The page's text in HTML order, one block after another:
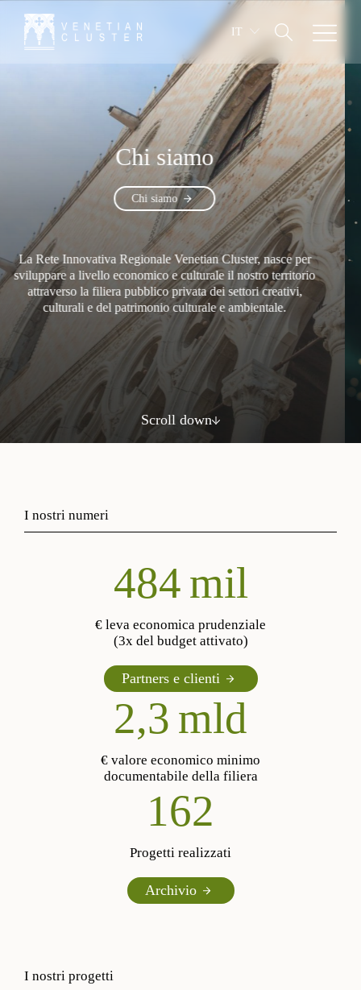
IT
Chi siamo
Chi siamo
Innovativa Regionale Venetian Cluster, nasce per
a livello economico e culturale il nostro territorio
la filiera pubblico privata dei settori creativi,
culturali e del patrimonio culturale e ambientale.
La
Scroll down
I nostri numeri
561mil
€ leva economica prudenziale
(3x del budget attivato)
Partners e clienti
2,3 mld
€ valore economico minimo
documentabile della filiera
187
Progetti realizzati
Archivio
I nostri progetti